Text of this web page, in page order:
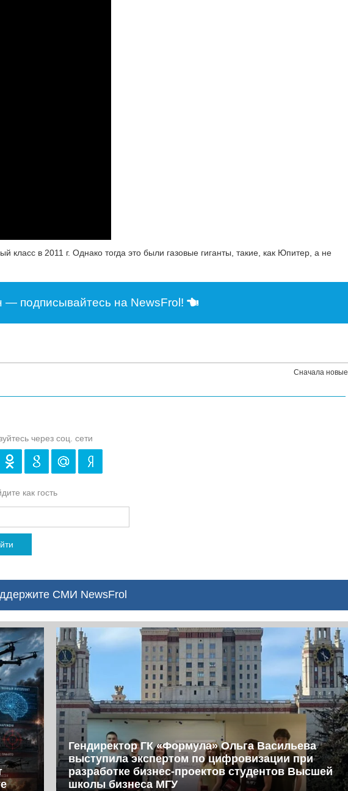
в 2011 г. Однако тогда это были газовые гиганты, такие, как Юпитер, а не
— подписывайтесь на NewsFrol!
Сначала новые
через соц. сети
как гость
СМИ NewsFrol
Гендиректор ГК «Формула» Ольга Васильева
выступила экспертом по цифровизации при
разработке бизнес-проектов студентов Высшей
школы бизнеса МГУ